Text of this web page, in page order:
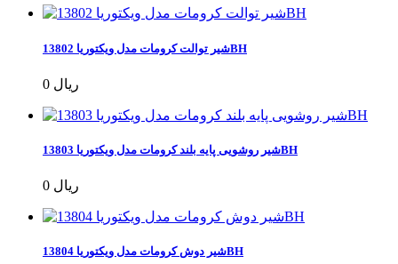
شیر توالت کرومات مدل ویکتوریا 13802BH
0 ریال
شیر روشویی پایه بلند کرومات مدل ویکتوریا 13803BH
0 ریال
شیر دوش کرومات مدل ویکتوریا 13804BH